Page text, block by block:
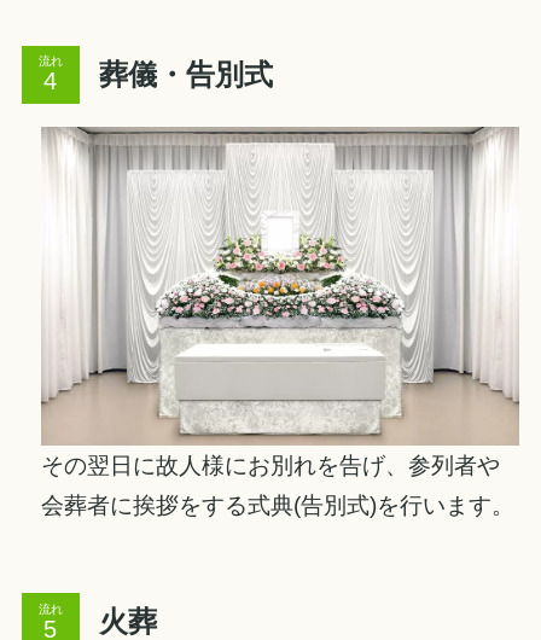
流れ 葬儀・告別式
その翌日に故人様にお別れを告げ、参列者や
会葬者に挨拶をする式典(告別式)を行います。
流れ 火葬